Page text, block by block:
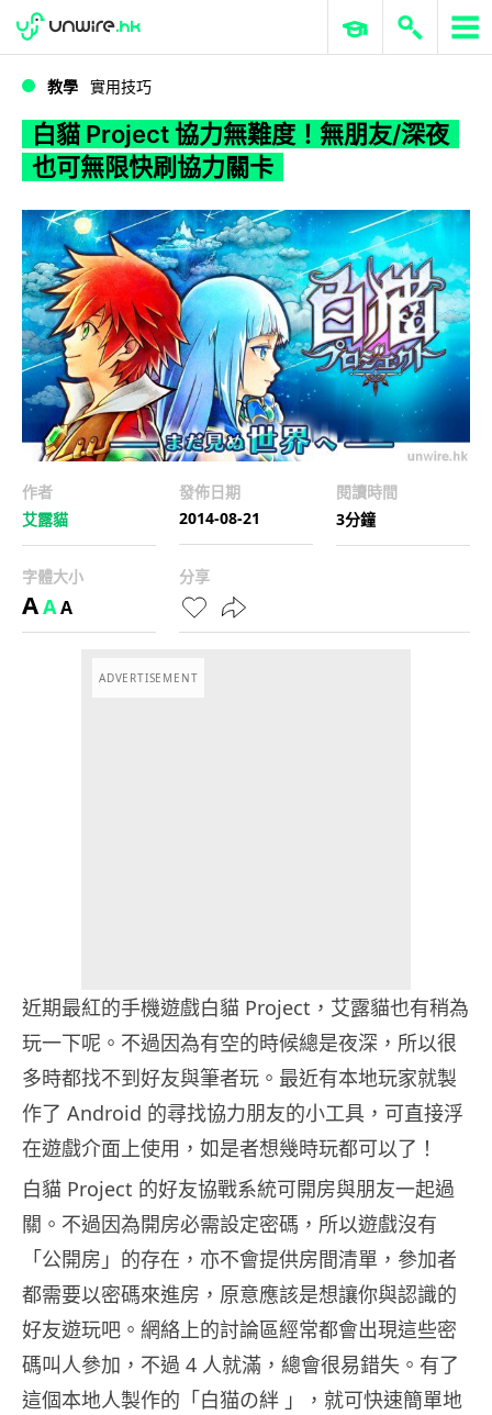
WWDC 2026 ERP 與商業 AI
教學 實用技巧
白貓 Project 協力無難度！無朋友/深夜
也可無限快刷協力關卡
作者
艾露貓
發佈日期
2014-08-21
閱讀時間
3分鐘
字體大小
AAA
分享
ADVERTISEMENT
近期最紅的手機遊戲白貓 Project，艾露貓也有稍為
玩一下呢。不過因為有空的時候總是夜深，所以很
多時都找不到好友與筆者玩。最近有本地玩家就製
作了 Android 的尋找協力朋友的小工具，可直接浮
在遊戲介面上使用，如是者想幾時玩都可以了！
白貓 Project 的好友協戰系統可開房與朋友一起過
關。不過因為開房必需設定密碼，所以遊戲沒有
「公開房」的存在，亦不會提供房間清單，參加者
都需要以密碼來進房，原意應該是想讓你與認識的
好友遊玩吧。網絡上的討論區經常都會出現這些密
碼叫人參加，不過 4 人就滿，總會很易錯失。有了
這個本地人製作的「白猫の絆 」，就可快速簡單地